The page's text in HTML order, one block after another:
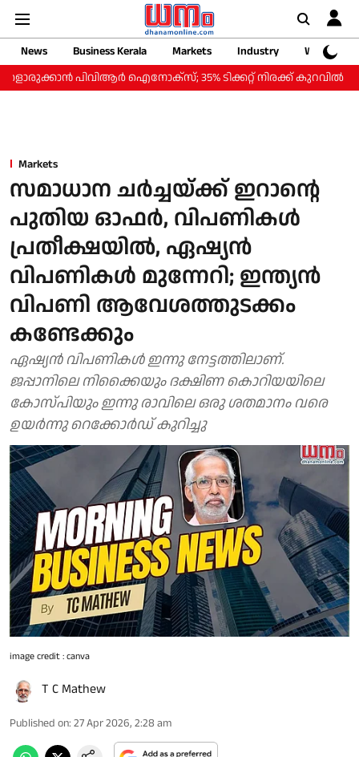
News Business Kerala Markets Industry
Web
പിവിആര്‍ ഐനോക്‌സ്; 35% ടിക്കറ്റ് നിരക്ക് കുറവില്‍ 'സ്മാര്‍ട്ട്
Markets
സമാധാന ചര്‍ച്ചയ്ക്ക് ഇറാന്റെ
പുതിയ ഓഫര്‍, വിപണികള്‍
പ്രതീക്ഷയില്‍, ഏഷ്യന്‍
വിപണികള്‍ മുന്നേറി; ഇന്ത്യന്‍
വിപണി ആവേശത്തുടക്കം
കണ്ടേക്കും
ഏഷ്യന്‍ വിപണികള്‍ ഇന്നു നേട്ടത്തിലാണ്.
ജപ്പാനിലെ നിക്കൈയും ദക്ഷിണ കൊറിയയിലെ
കോസ്പിയും ഇന്നു രാവിലെ ഒരു ശതമാനം വരെ
ഉയര്‍ന്നു റെക്കോര്‍ഡ് കുറിച്ചു
image credit : canva
T C Mathew
Published on: 27 Apr 2026, 2:28 am